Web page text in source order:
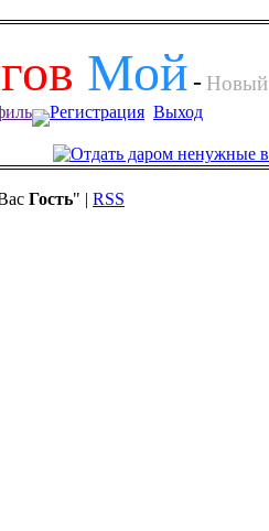
Мой- Новый
Регистрация Выход
Гость" | RSS